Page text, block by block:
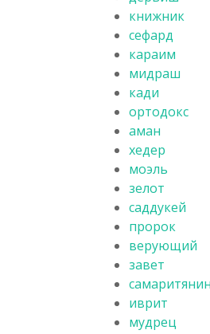
книжник
сефард
караим
мидраш
кади
ортодокс
аман
хедер
моэль
зелот
саддукей
пророк
верующий
завет
самаритянин
иврит
мудрец